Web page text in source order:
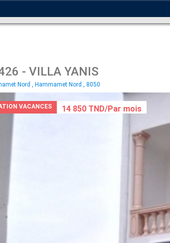
- VILLA YANIS
Nord , Hammamet Nord , 8050
VACANCES 14 850 TND/Par mois